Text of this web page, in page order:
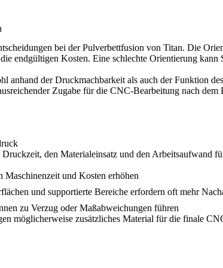
bei der Pulverbettfusion von Titan. Die
endgültigen Kosten. Eine schlechte Orientierung
anhand der Druckmachbarkeit als auch der Funktion
Zugabe für die CNC-Bearbeitung nach
den Materialeinsatz und den Arbeitsaufwand
Maschinenzeit und Kosten erhöhen
und supportierte Bereiche erfordern oft mehr
zu Verzug oder Maßabweichungen führen
möglicherweise zusätzliches Material für die finale